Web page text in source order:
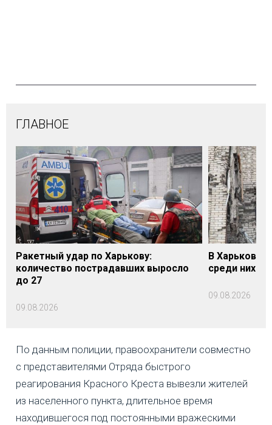
ГЛАВНОЕ
Ракетный удар по Харькову:
количество пострадавших выросло
до 27
09.08.2026
В Харькове
среди них -
09.08.2026
По данным полиции, правоохранители совместно
с представителями Отряда быстрого
реагирования Красного Креста вывезли жителей
из населенного пункта, длительное время
находившегося под постоянными вражескими